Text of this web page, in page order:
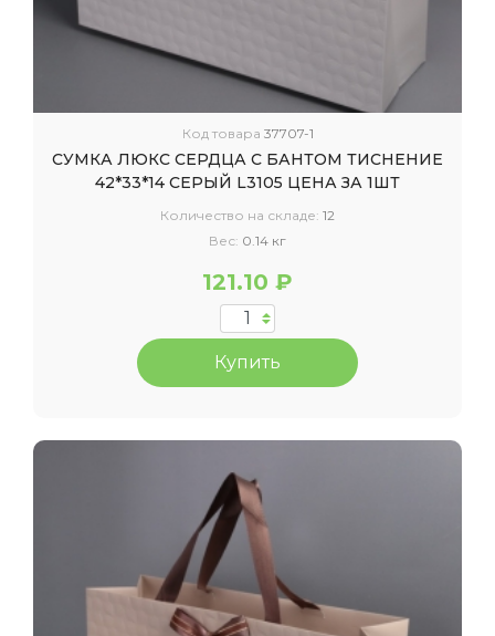
Код товара 37707-1
СУМКА ЛЮКС СЕРДЦА С БАНТОМ ТИСНЕНИЕ
42*33*14 СЕРЫЙ L3105 ЦЕНА ЗА 1ШТ
Количество на складе: 12
Вес: 0.14 кг
121.10 ₽
Купить